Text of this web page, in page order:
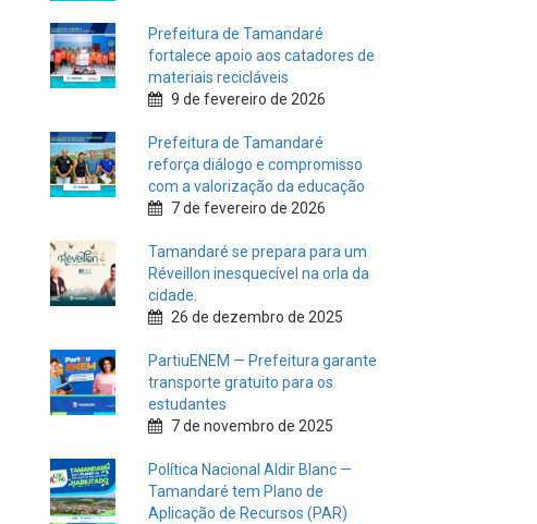
Prefeitura de Tamandaré
fortalece apoio aos catadores de
materiais recicláveis
9 de fevereiro de 2026
Prefeitura de Tamandaré
reforça diálogo e compromisso
com a valorização da educação
7 de fevereiro de 2026
Tamandaré se prepara para um
Réveillon inesquecível na orla da
cidade.
26 de dezembro de 2025
PartiuENEM — Prefeitura garante
transporte gratuito para os
estudantes
7 de novembro de 2025
Política Nacional Aldir Blanc —
Tamandaré tem Plano de
Aplicação de Recursos (PAR)